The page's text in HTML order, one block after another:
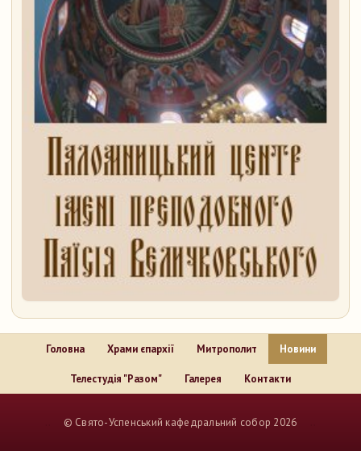
Головна Храми єпархії Митрополит Новини
Телестудія "Разом" Галерея Контакти
© Свято-Успенський кафедральний собор 2026